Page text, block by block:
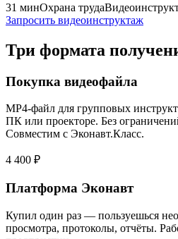
31 минОхрана труда
Запросить видеоинструктаж
Три формата
Покупка видеофайла
MP4-файл для групповых
ПК или проекторе. Без
Совместим с Эконавт.Класс.
4 400 ₽
Платформа Эконавт
Купил один раз — пользуешься
просмотра, протоколы, отчёты.